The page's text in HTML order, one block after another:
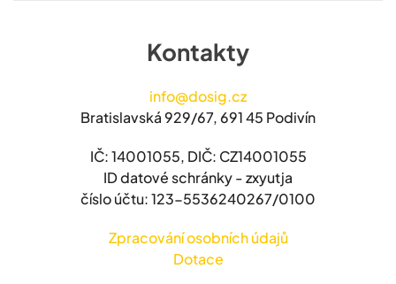
Kontakty
info@dosig.cz
Bratislavská 929/67, 691 45 Podivín
IČ: 14001055, DIČ: CZ14001055
ID datové schránky - zxyutja
číslo účtu: 123-5536240267/0100
Zpracování osobních údajů
Dotace